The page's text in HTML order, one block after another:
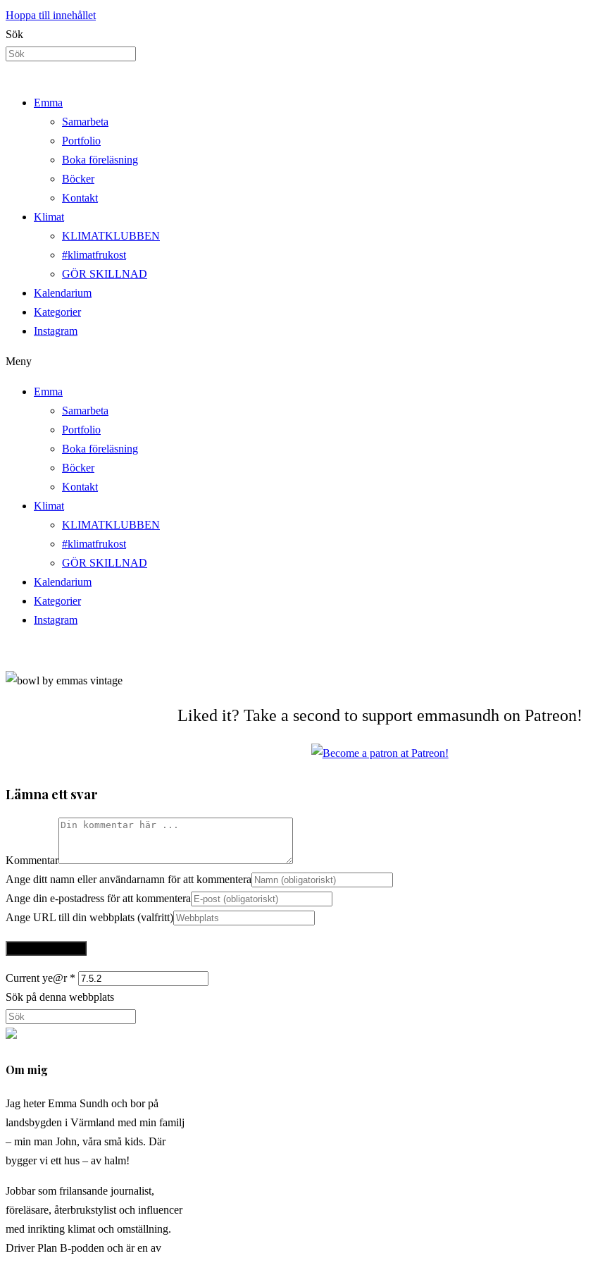
Hoppa till innehållet
Sök
Emma
Samarbeta
Portfolio
Boka föreläsning
Böcker
Kontakt
Klimat
KLIMATKLUBBEN
#klimatfrukost
GÖR SKILLNAD
Kalendarium
Kategorier
Instagram
Meny
Emma
Samarbeta
Portfolio
Boka föreläsning
Böcker
Kontakt
Klimat
KLIMATKLUBBEN
#klimatfrukost
GÖR SKILLNAD
Kalendarium
Kategorier
Instagram
Liked it? Take a second to support emmasundh on Patreon!
Lämna ett svar
Kommentar
Ange ditt namn eller användarnamn för att kommentera
Ange din e-postadress för att kommentera
Ange URL till din webbplats (valfritt)
Current ye@r *
Sök på denna webbplats
Om mig
Jag heter Emma Sundh och bor på
landsbygden i Värmland med min familj
– min man John, våra små kids. Där
bygger vi ett hus – av halm!
Jobbar som frilansande journalist,
föreläsare, återbrukstylist och influencer
med inrikting klimat och omställning.
Driver Plan B-podden och är en av